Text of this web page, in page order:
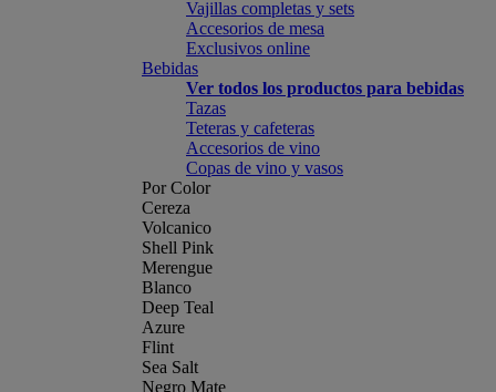
Vajillas completas y sets
Accesorios de mesa
Exclusivos online
Bebidas
Ver todos los productos para bebidas
Tazas
Teteras y cafeteras
Accesorios de vino
Copas de vino y vasos
Por Color
Cereza
Volcanico
Shell Pink
Merengue
Blanco
Deep Teal
Azure
Flint
Sea Salt
Negro Mate